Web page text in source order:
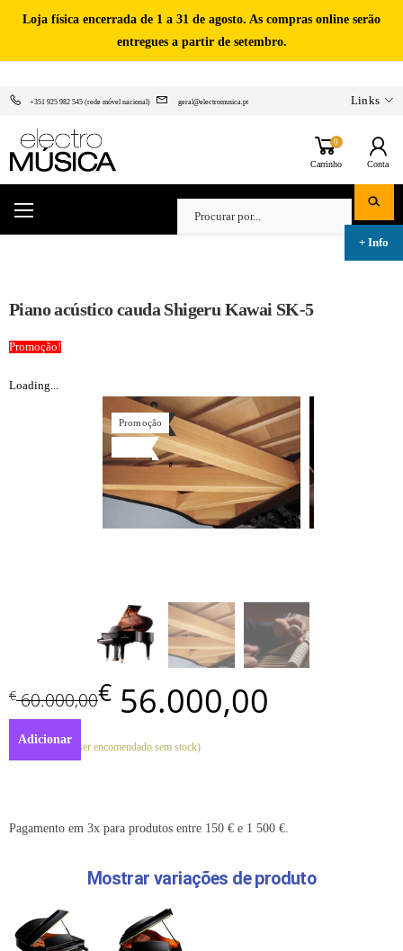
Loja física encerrada de 1 a 31 de agosto. As compras online serão
entregues a partir de setembro.
+351 925 982 545 (rede móvel nacional) geral@electromusica.pt Links
0
Carrinho Conta
Piano acústico cauda Shigeru Kawai SK-5
Promoção!
Loading...
Promoção
€60.000,00€ 56.000,00
Em stock (pode ser encomendado sem stock)
Adicionar
Pagamento em 3x para produtos entre 150 € e 1 500 €.
Mostrar variações de produto